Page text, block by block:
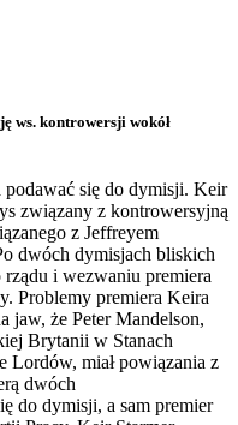
ws. kontrowersji wokół
się do dymisji. Keir
związany z kontrowersyjną
z Jeffreyem
dwóch dymisjach bliskich
i wezwaniu premiera
Problemy premiera Keira
jaw, że Peter Mandelson,
Brytanii w Stanach
Lordów, miał powiązania z
dwóch
do dymisji, a sam premier